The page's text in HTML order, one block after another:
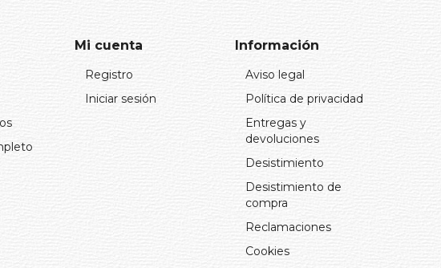
Mi cuenta
Registro
Iniciar sesión
Información
Aviso legal
Política de privacidad
Entregas y
devoluciones
Desistimiento
Desistimiento de
compra
Reclamaciones
Cookies